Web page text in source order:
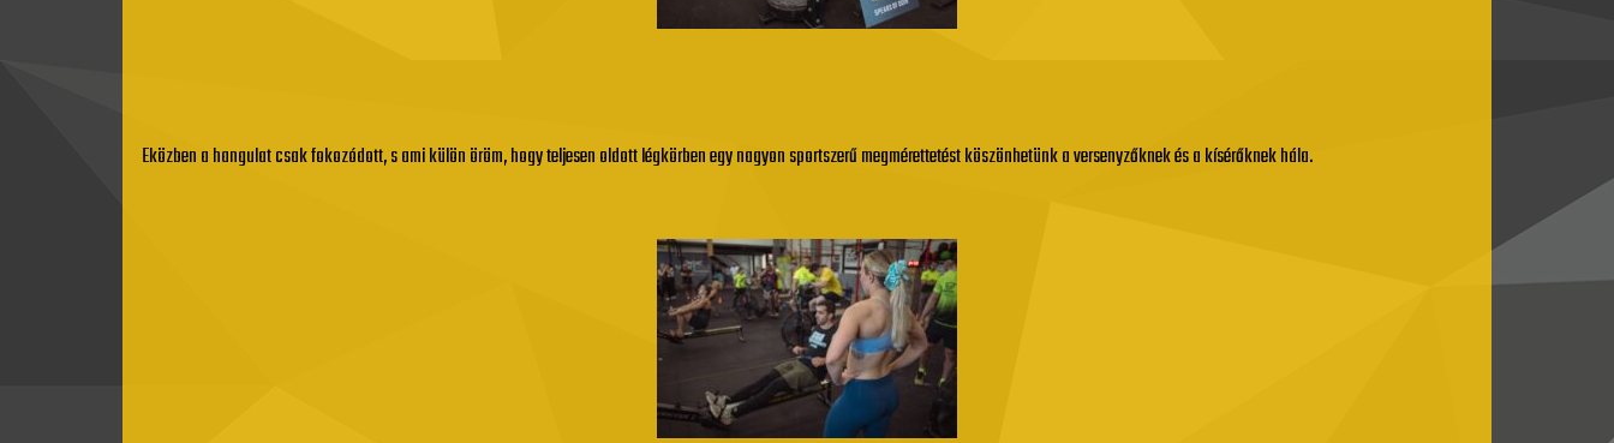
Eközben a hangulat csak fokozódott, s ami külön öröm, hogy teljesen oldott légkörben egy nagyon sportszerű megmérettetést köszönhetünk a versenyzőknek és a kísérőknek hála.